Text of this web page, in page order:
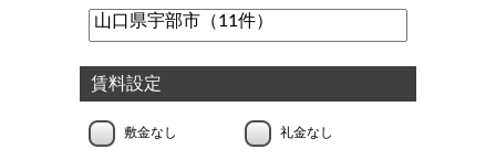
賃料設定
敷金なし 礼金なし